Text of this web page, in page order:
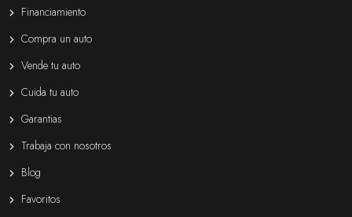
Financiamiento
Compra un auto
Vende tu auto
Cuida tu auto
Garantias
Trabaja con nosotros
Blog
Favoritos